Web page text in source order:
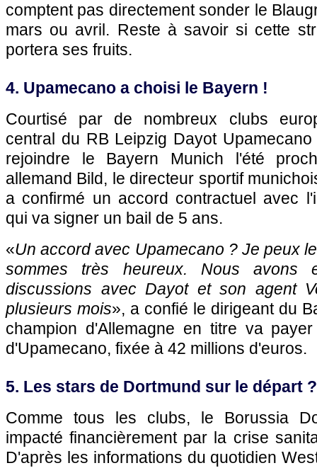
comptent pas directement sonder le
mars ou avril. Reste à savoir si cette
portera ses fruits.
4. Upamecano a choisi le Bayern !
Courtisé par de nombreux clubs
central du RB Leipzig Dayot
rejoindre le Bayern Munich l'été
allemand Bild, le directeur sportif
a confirmé un accord contractuel avec
qui va signer un bail de 5 ans.
«Un accord avec Upamecano ? Je peux
sommes très heureux. Nous avons
discussions avec Dayot et son agent
plusieurs mois», a confié le dirigeant du
champion d'Allemagne en titre va
d'Upamecano, fixée à 42 millions d'euros.
5. Les stars de Dortmund sur le départ ?
Comme tous les clubs, le Borussia
impacté financièrement par la crise
D'après les informations du quotidien